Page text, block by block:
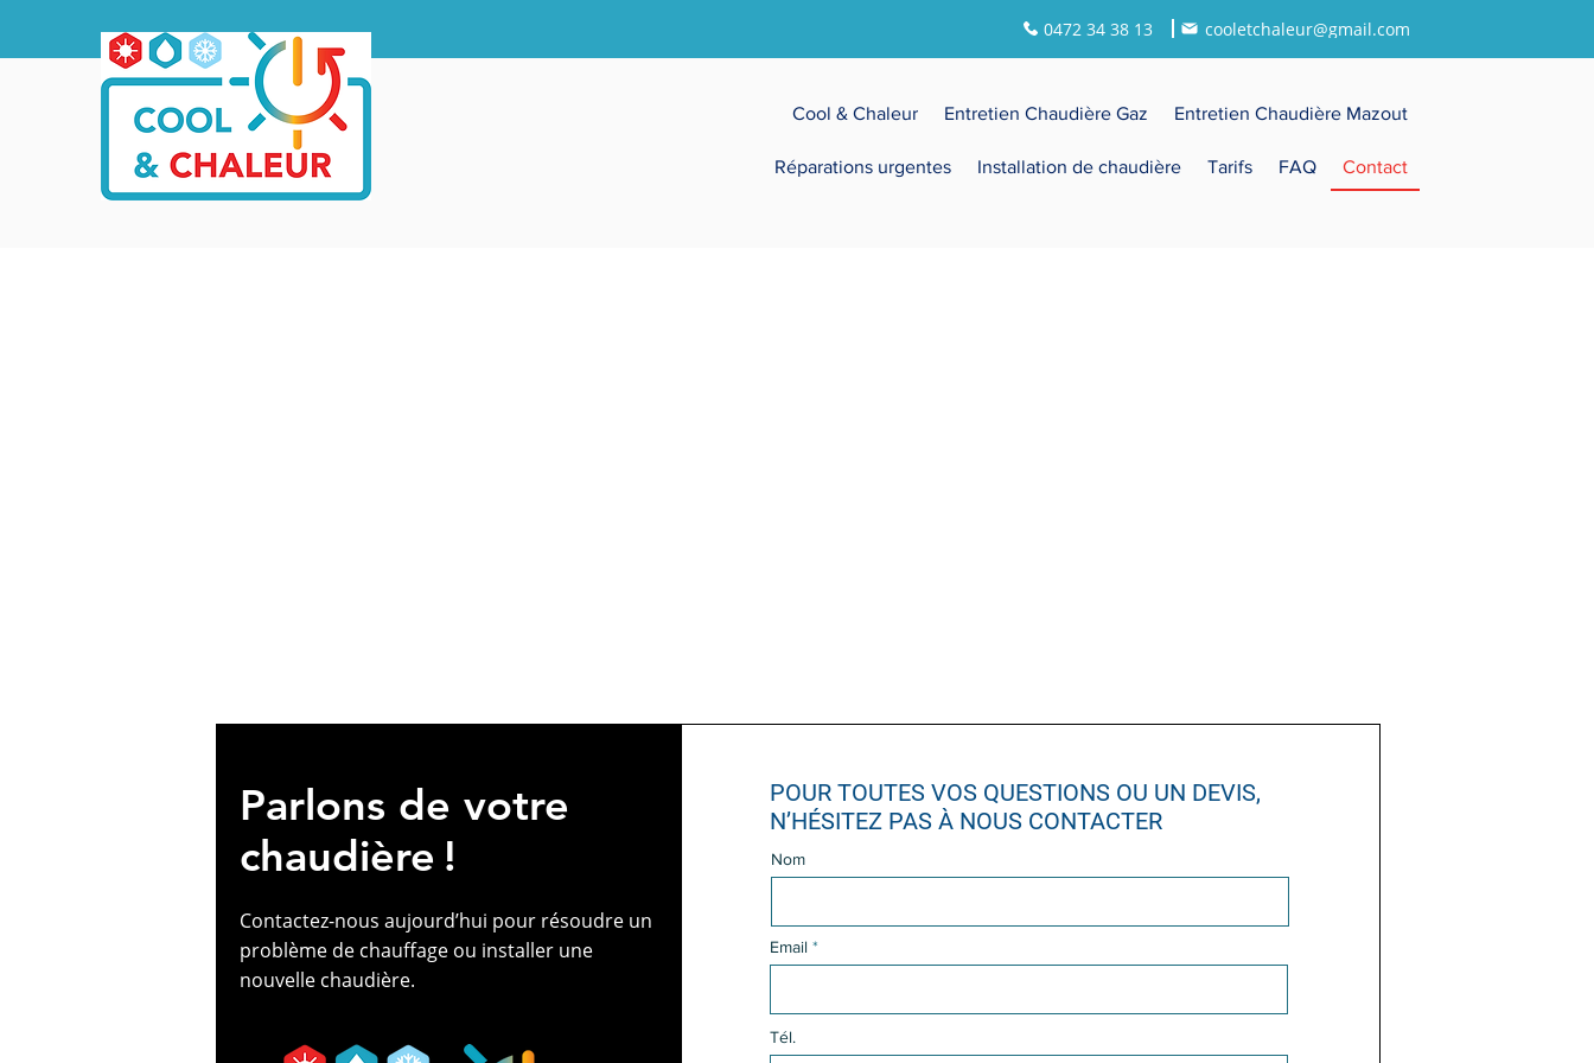
0472 34 38 13 cooletchaleur@gmail.com
Cool & Chaleur Entretien Chaudière Gaz Entretien Chaudière Mazout
Réparations urgentes Installation de chaudière Tarifs FAQ Contact
Parlons de votre
chaudière !
Contactez-nous aujourd’hui pour résoudre un
problème de chauffage ou installer une
nouvelle chaudière.
POUR TOUTES VOS QUESTIONS OU UN DEVIS,
N’HÉSITEZ PAS À NOUS CONTACTER
Nom
Email
Tél.